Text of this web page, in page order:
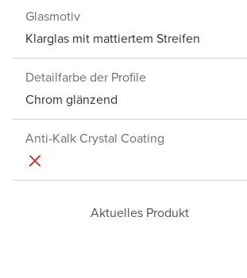
Glasmotiv
Klarglas mit mattiertem Streifen
Detailfarbe der Profile
Chrom glänzend
Anti-Kalk Crystal Coating
Aktuelles Produkt